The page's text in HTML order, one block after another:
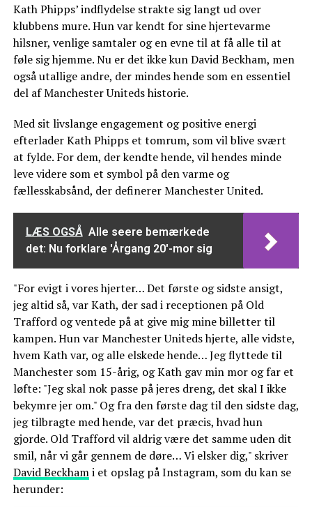
Kath Phipps’ indflydelse strakte sig langt ud over
klubbens mure. Hun var kendt for sine hjertevarme
hilsner, venlige samtaler og en evne til at få alle til at
føle sig hjemme. Nu er det ikke kun David Beckham, men
også utallige andre, der mindes hende som en essentiel
del af Manchester Uniteds historie.
Med sit livslange engagement og positive energi
efterlader Kath Phipps et tomrum, som vil blive svært
at fylde. For dem, der kendte hende, vil hendes minde
leve videre som et symbol på den varme og
fællesskabsånd, der definerer Manchester United.
LÆS OGSÅ Alle seere bemærkede
det: Nu forklare 'Årgang 20'-mor sig
"For evigt i vores hjerter… Det første og sidste ansigt,
jeg altid så, var Kath, der sad i receptionen på Old
Trafford og ventede på at give mig mine billetter til
kampen. Hun var Manchester Uniteds hjerte, alle vidste,
hvem Kath var, og alle elskede hende… Jeg flyttede til
Manchester som 15-årig, og Kath gav min mor og far et
løfte: "Jeg skal nok passe på jeres dreng, det skal I ikke
bekymre jer om." Og fra den første dag til den sidste dag,
jeg tilbragte med hende, var det præcis, hvad hun
gjorde. Old Trafford vil aldrig være det samme uden dit
smil, når vi går gennem de døre… Vi elsker dig," skriver
David Beckhami et opslag på Instagram, som du kan se
herunder: